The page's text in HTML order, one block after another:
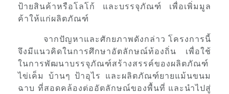
ป้ายสินค้าหรือโลโก้ และบรรจุภัณฑ์ เพื่อเพิ่มมูล
ค้าให้แก่ผลิตภัณฑ์
จากปัญหาและศักยภาพดังกล่าว โครงการนี้
จึงมีแนวคิดในการศึกษาอัตลักษณ์ท้องถิ่น เพื่อใช้
ในการพัฒนาบรรจุภัณฑ์สร้างสรรค์ของผลิตภัณฑ์
ไข่เค็ม บ้านๆ ป้าอุไร และผลิตภัณฑ์ยายแม้นขนม
ฉาบ ที่สอดคล้องต่ออัตลักษณ์ของพื้นที่ และนำไปสู่